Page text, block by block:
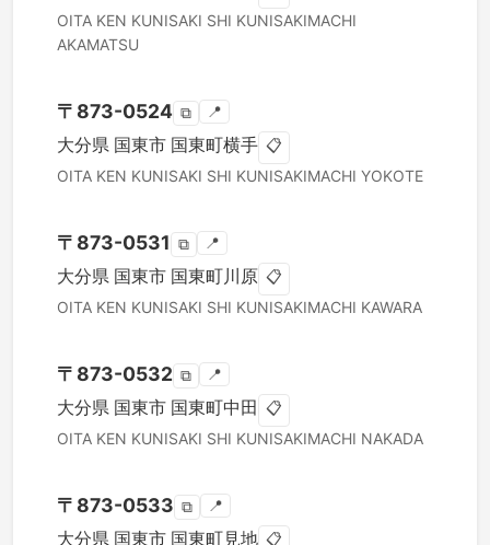
OITA KEN KUNISAKI SHI KUNISAKIMACHI
AKAMATSU
〒 873-0524 ⧉ 📍
大分県 国東市 国東町横手 📋
OITA KEN KUNISAKI SHI KUNISAKIMACHI YOKOTE
〒 873-0531 ⧉ 📍
大分県 国東市 国東町川原 📋
OITA KEN KUNISAKI SHI KUNISAKIMACHI KAWARA
〒 873-0532 ⧉ 📍
大分県 国東市 国東町中田 📋
OITA KEN KUNISAKI SHI KUNISAKIMACHI NAKADA
〒 873-0533 ⧉ 📍
大分県 国東市 国東町見地 📋